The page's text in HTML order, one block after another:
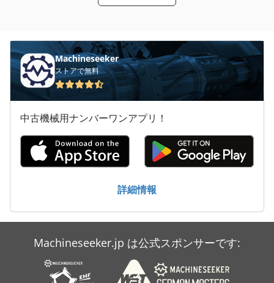
Machineseeker
ストアで無料
中古機械用ナンバーワンアプリ！
詳細情報
Machineseeker.jp は公式スポンサーです: